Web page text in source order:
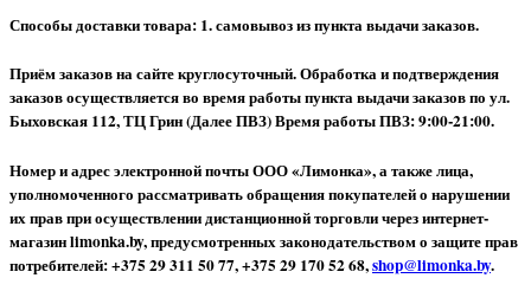
Способы доставки товара: 1. самовывоз из пункта выдачи заказов.
Приём заказов на сайте круглосуточный. Обработка и подтверждения
заказов осуществляется во время работы пункта выдачи заказов по ул.
Быховская 112, ТЦ Грин (Далее ПВЗ) Время работы ПВЗ: 9:00-21:00.
Номер и адрес электронной почты ООО «Лимонка», а также лица,
уполномоченного рассматривать обращения покупателей о нарушении
их прав при осуществлении дистанционной торговли через интернет-
магазин limonka.by, предусмотренных законодательством о защите прав
потребителей: +375 29 311 50 77, +375 29 170 52 68,shop@limonka.by.